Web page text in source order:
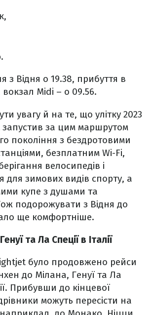
з Відня о 19.38, прибуття в
Midi – о 09.56.
увагу й на те, що улітку 2023
запустив за цим маршрутом
покоління з бездротовими
безплатним Wi-Fi,
велосипедів і
для зимових видів спорту, а
купе з душами та
подорожувати з Відня до
ще комфортніше.
та Ла Спеції в Італії
було продовжено рейси
до Мілана, Генуї та Ла
Прибувши до кінцевої
можуть пересісти на